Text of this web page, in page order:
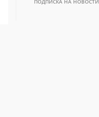
ПОДПИСКА НА НОВОСТИ